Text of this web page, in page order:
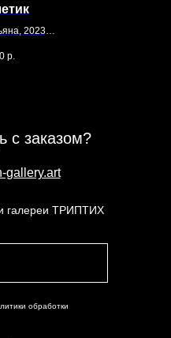
2023
р.
с заказом?
gallery.art
галереи ТРИПТИХ
обработки